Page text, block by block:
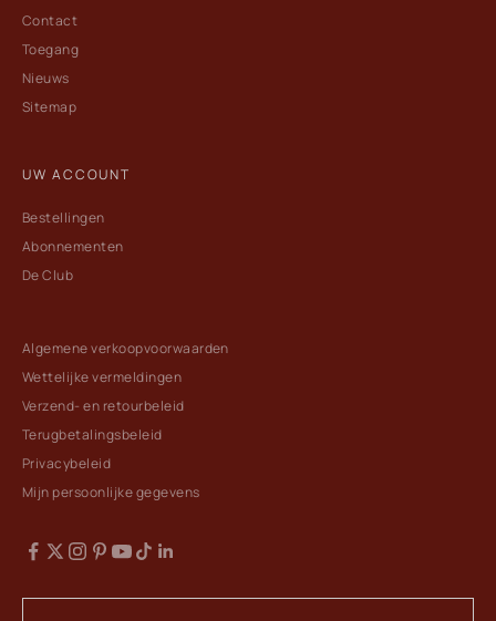
Contact
Toegang
Nieuws
Sitemap
UW ACCOUNT
Bestellingen
Abonnementen
De Club
Algemene verkoopvoorwaarden
Wettelijke vermeldingen
Verzend- en retourbeleid
Terugbetalingsbeleid
Privacybeleid
Mijn persoonlijke gegevens